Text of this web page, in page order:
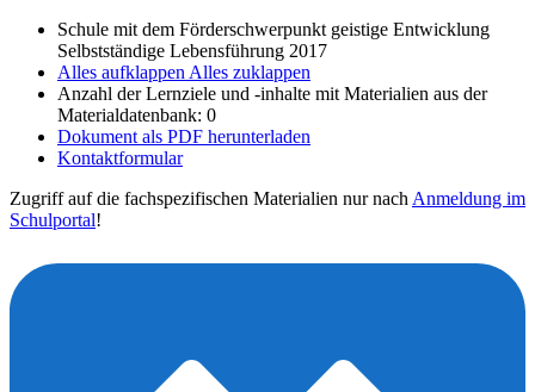
Schule mit dem Förderschwerpunkt geistige Entwicklung
Selbstständige Lebensführung 2017
Alles aufklappen Alles zuklappen
Anzahl der Lernziele und -inhalte mit Materialien aus der
Materialdatenbank: 0
Dokument als PDF herunterladen
Kontaktformular
Zugriff auf die fachspezifischen Materialien nur nach Anmeldung im
Schulportal!